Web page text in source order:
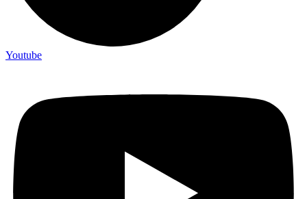
Youtube